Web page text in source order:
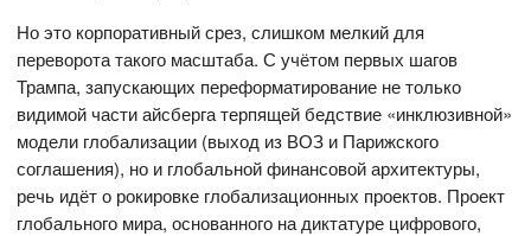
Но это корпоративный срез, слишком мелкий для
переворота такого масштаба. С учётом первых шагов
Трампа, запускающих переформатирование не только
видимой части айсберга терпящей бедствие «инклюзивной»
модели глобализации (выход из ВОЗ и Парижского
соглашения), но и глобальной финансовой архитектуры,
речь идёт о рокировке глобализационных проектов. Проект
глобального мира, основанного на диктатуре цифрового,